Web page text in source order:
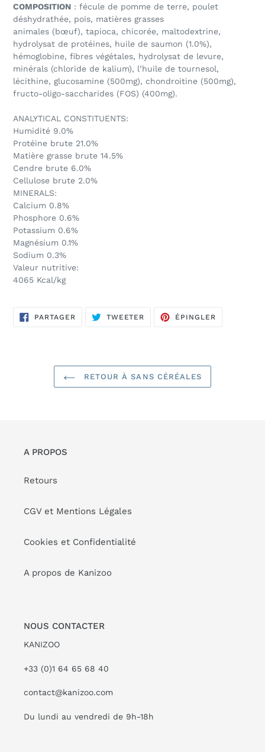
COMPOSITION : fécule de pomme de terre, poulet
déshydrathée, pois, matières grasses
animales (bœuf), tapioca, chicorée, maltodextrine,
hydrolysat de protéines, huile de saumon (1.0%),
hémoglobine, fibres végétales, hydrolysat de levure,
minérals (chloride de kalium), l’huile de tournesol,
lécithine, glucosamine (500mg), chondroitine (500mg),
fructo-oligo-saccharides (FOS) (400mg).
ANALYTICAL CONSTITUENTS:
Humidité 9.0%
Protéine brute 21.0%
Matière grasse brute 14.5%
Cendre brute 6.0%
Cellulose brute 2.0%
MINERALS:
Calcium 0.8%
Phosphore 0.6%
Potassium 0.6%
Magnésium 0.1%
Sodium 0.3%
Valeur nutritive:
4065 Kcal/kg
PARTAGERPARTAGERTWEETER TWEETERÉPINGLER
RETOUR À SANS CÉRÉALES
A PROPOS
Retours
CGV et Mentions Légales
Cookies et Confidentialité
A propos de Kanizoo
NOUS CONTACTER
KANIZOO
+33 (0)1 64 65 68 40
contact@kanizoo.com
Du lundi au vendredi de 9h-18h